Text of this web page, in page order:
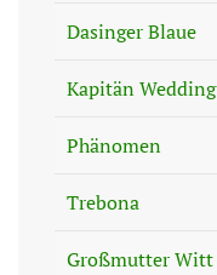
Dasinger Blaue
Kapitän Wedding
Phänomen
Trebona
Großmutter Witt